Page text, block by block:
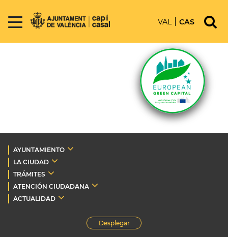
VAL CAS
AYUNTAMIENTO
LA CIUDAD
TRÁMITES
ATENCIÓN CIUDADANA
ACTUALIDAD
Desplegar